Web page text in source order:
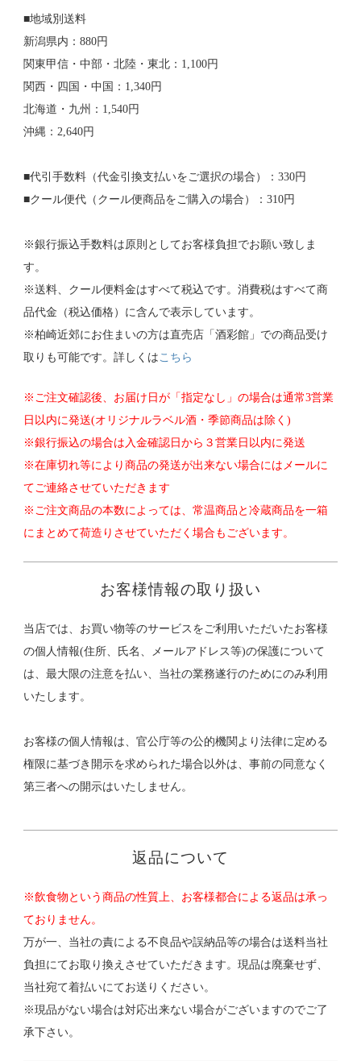
■地域別送料
新潟県内：880円
関東甲信・中部・北陸・東北：1,100円
関西・四国・中国：1,340円
北海道・九州：1,540円
沖縄：2,640円
■代引手数料（代金引換支払いをご選択の場合）：330円
■クール便代（クール便商品をご購入の場合）：310円
※銀行振込手数料は原則としてお客様負担でお願い致しま
す。
※送料、クール便料金はすべて税込です。消費税はすべて商
品代金（税込価格）に含んで表示しています。
※柏崎近郊にお住まいの方は直売店「酒彩館」での商品受け
取りも可能です。詳しくはこちら
※ご注文確認後、お届け日が「指定なし」の場合は通常3営業
日以内に発送(オリジナルラベル酒・季節商品は除く)
※銀行振込の場合は入金確認日から３営業日以内に発送
※在庫切れ等により商品の発送が出来ない場合にはメールに
てご連絡させていただきます
※ご注文商品の本数によっては、常温商品と冷蔵商品を一箱
にまとめて荷造りさせていただく場合もございます。
お客様情報の取り扱い
当店では、お買い物等のサービスをご利用いただいたお客様
の個人情報(住所、氏名、メールアドレス等)の保護について
は、最大限の注意を払い、当社の業務遂行のためにのみ利用
いたします。
お客様の個人情報は、官公庁等の公的機関より法律に定める
権限に基づき開示を求められた場合以外は、事前の同意なく
第三者への開示はいたしません。
返品について
※飲食物という商品の性質上、お客様都合による返品は承っ
ておりません。
万が一、当社の責による不良品や誤納品等の場合は送料当社
負担にてお取り換えさせていただきます。現品は廃棄せず、
当社宛て着払いにてお送りください。
※現品がない場合は対応出来ない場合がございますのでご了
承下さい。